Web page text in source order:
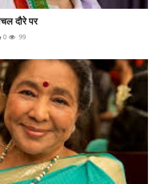
दौरे पर
0 99